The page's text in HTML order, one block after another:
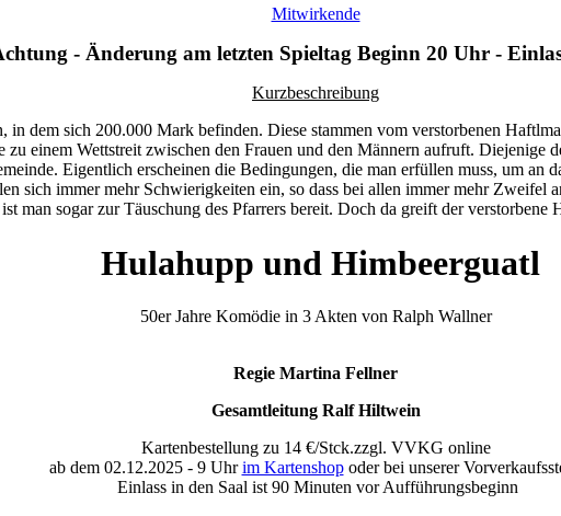
Mitwirkende
- Änderung am letzten Spieltag Beginn 20 Uhr -
Kurzbeschreibung
dem sich 200.000 Mark befinden. Diese stammen vom verstorbenen
einem Wettstreit zwischen den Frauen und den Männern aufruft. Diejenige
Eigentlich erscheinen die Bedingungen, die man erfüllen muss, um an
sich immer mehr Schwierigkeiten ein, so dass bei allen immer mehr
man sogar zur Täuschung des Pfarrers bereit. Doch da greift der
Hulahupp und Himbeerguatl
50er Jahre Komödie in 3 Akten von Ralph Wallner
Regie Martina Fellner
Gesamtleitung Ralf Hiltwein
Kartenbestellung zu 14 €/Stck.zzgl. VVKG online
ab dem 02.12.2025 - 9 Uhrim Kartenshopoder bei unserer
Einlass in den Saal ist 90 Minuten vor Aufführungsbeginn